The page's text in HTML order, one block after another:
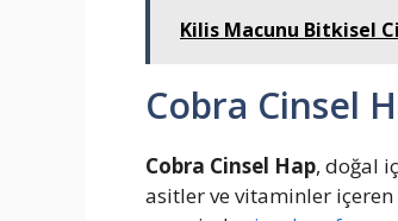
Kilis Macunu Bitkisel
Cobra Cinsel
Cobra Cinsel Hap, doğal
asitler ve vitaminler